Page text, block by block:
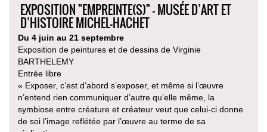
EXPOSITION "EMPREINTE(S)" - MUSÉE D’ART ET
D’HISTOIRE MICHEL-HACHET
Du 4 juin au 21 septembre
Exposition de peintures et de dessins de Virginie
BARTHELEMY
Entrée libre
« Exposer, c’est d’abord s’exposer, et même si l’œuvre
n’entend rien communiquer d’autre qu’elle même, la
symbiose entre créature et créateur veut que celui-ci donne
de soi l’image reflétée par l’œuvre au terme de sa